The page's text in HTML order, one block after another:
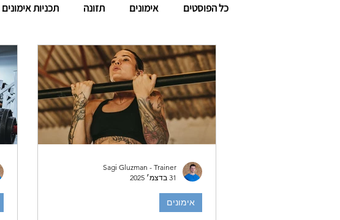
כל הפוסטים אימונים תזונה תכניות אימונים
אימונים
Sagi Gluzman - Trainer
31 בדצמ׳ 2025